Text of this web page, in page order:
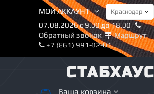
МОЙ АККАУНТ
07.08.2026 с 9.00 до 18.00
Обратный звонок
Маршрут
+7 (861) 991-02-01
СТАБХАУС
Ваша корзина